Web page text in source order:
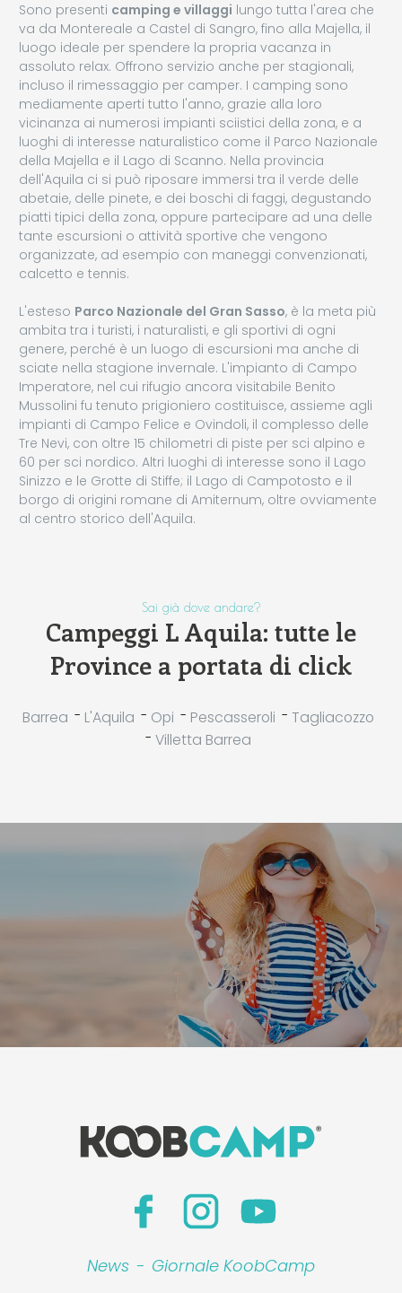
Sono presenti camping e villaggi lungo tutta l'area che
va da Montereale a Castel di Sangro, fino alla Majella, il
luogo ideale per spendere la propria vacanza in
assoluto relax. Offrono servizio anche per stagionali,
incluso il rimessaggio per camper. I camping sono
mediamente aperti tutto l'anno, grazie alla loro
vicinanza ai numerosi impianti sciistici della zona, e a
luoghi di interesse naturalistico come il Parco Nazionale
della Majella e il Lago di Scanno. Nella provincia
dell'Aquila ci si può riposare immersi tra il verde delle
abetaie, delle pinete, e dei boschi di faggi, degustando
piatti tipici della zona, oppure partecipare ad una delle
tante escursioni o attività sportive che vengono
organizzate, ad esempio con maneggi convenzionati,
calcetto e tennis.
L'esteso Parco Nazionale del Gran Sasso, è la meta più
ambita tra i turisti, i naturalisti, e gli sportivi di ogni
genere, perché è un luogo di escursioni ma anche di
sciate nella stagione invernale. L'impianto di Campo
Imperatore, nel cui rifugio ancora visitabile Benito
Mussolini fu tenuto prigioniero costituisce, assieme agli
impianti di Campo Felice e Ovindoli, il complesso delle
Tre Nevi, con oltre 15 chilometri di piste per sci alpino e
60 per sci nordico. Altri luoghi di interesse sono il Lago
Sinizzo e le Grotte di Stiffe; il Lago di Campotosto e il
borgo di origini romane di Amiternum, oltre ovviamente
al centro storico dell'Aquila.
Sai già dove andare?
Campeggi L Aquila: tutte le
Province a portata di click
Barrea - L'Aquila - Opi - Pescasseroli - Tagliacozzo
- Villetta Barrea
News - Giornale KoobCamp